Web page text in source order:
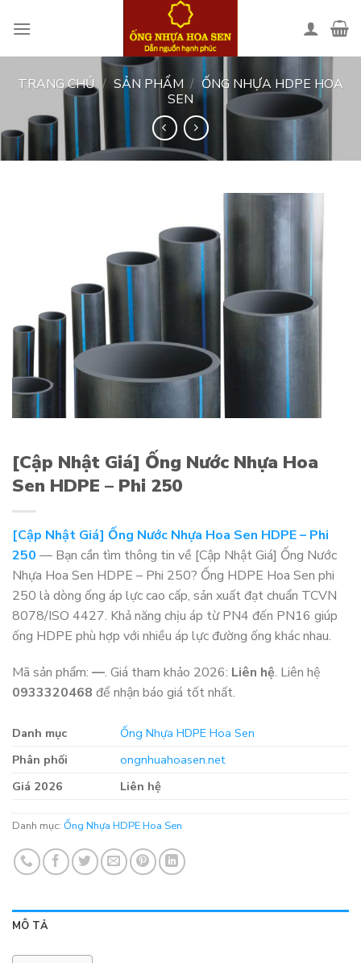
TRANG CHỦ / SẢN PHẨM / ỐNG NHỰA HDPE HOA
SEN
[Cập Nhật Giá] Ống Nước Nhựa Hoa
Sen HDPE – Phi 250
[Cập Nhật Giá] Ống Nước Nhựa Hoa Sen HDPE – Phi
250 — Bạn cần tìm thông tin về [Cập Nhật Giá] Ống Nước
Nhựa Hoa Sen HDPE – Phi 250? Ống HDPE Hoa Sen phi
250 là dòng ống áp lực cao cấp, sản xuất đạt chuẩn TCVN
8078/ISO 4427. Khả năng chịu áp từ PN4 đến PN16 giúp
ống HDPE phù hợp với nhiều áp lực đường ống khác nhau.
Mã sản phẩm: —. Giá tham khảo 2026: Liên hệ. Liên hệ
0933320468 để nhận báo giá tốt nhất.
Danh mục
Ống Nhựa HDPE Hoa Sen
Phân phối
ongnhuahoasen.net
Giá 2026
Liên hệ
Danh mục: Ống Nhựa HDPE Hoa Sen
MÔ TẢ